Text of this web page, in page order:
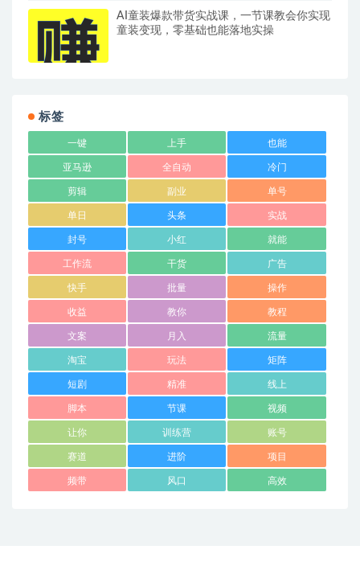
AI童装爆款带货实战课，一节课教会你实现
童装变现，零基础也能落地实操
标签
一键 上手 也能
亚马逊 全自动 冷门
剪辑 副业 单号
单日 头条 实战
封号 小红 就能
工作流 干货 广告
快手 批量 操作
收益 教你 教程
文案 月入 流量
淘宝 玩法 矩阵
短剧 精准 线上
脚本 节课 视频
让你 训练营 账号
赛道 进阶 项目
频带 风口 高效